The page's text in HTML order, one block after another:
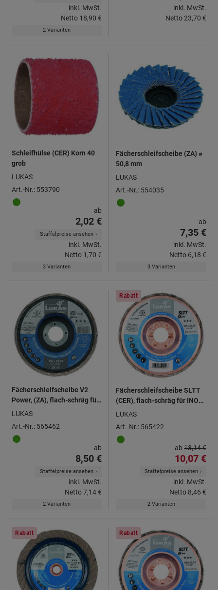
inkl. MwSt.
Netto 18,90 €
2 Varianten
inkl. MwSt.
Netto23,70 €
Schleifhülse (CER) Korn 40
grob
LUKAS
Art.-Nr.: 553790
ab
2,02 €
Staffelpreise ansehen
inkl. MwSt.
Netto 1,70 €
3 Varianten
Fächerschleifscheibe (ZA) ⌀
50,8 mm
LUKAS
Art.-Nr.: 554035
ab
7,35 €
inkl. MwSt.
Netto 6,18 €
3 Varianten
Fächerschleifscheibe V2
Power, (ZA), flach-schräg für
Stahl ⌀ 125 mm
LUKAS
Art.-Nr.: 565462
ab
8,50 €
Staffelpreise ansehen
inkl. MwSt.
Netto7,14 €
2 Varianten
Rabatt
Fächerschleifscheibe SLTT
(CER), flach-schräg für INOX
⌀ 125 mm
LUKAS
Art.-Nr.: 565422
ab 13,14 €
10,07 €
Staffelpreise ansehen
inkl. MwSt.
Netto 8,46 €
2 Varianten
Rabatt Rabatt